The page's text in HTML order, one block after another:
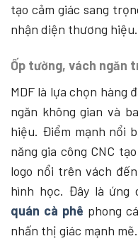
tạo cảm giác sang
nhận diện thương hiệu.
Ốp tường, vách ngăn
MDF là lựa chọn hàng
ngăn không gian và
hiệu. Điểm mạnh nổi
năng gia công CNC
logo nổi trên vách
hình học. Đây là ứng
quán cà phê phong
nhấn thị giác mạnh mẽ.